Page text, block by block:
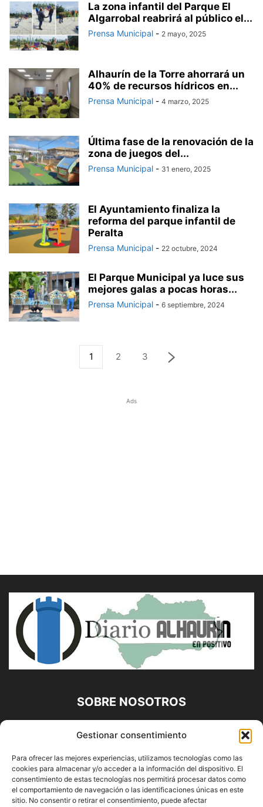
Gestionar consentimiento
Para ofrecer las mejores experiencias, utilizamos tecnologías como las
cookies para almacenar y/o acceder a la información del dispositivo. El
consentimiento de estas tecnologías nos permitirá procesar datos como
el comportamiento de navegación o las identificaciones únicas en este
sitio. No consentir o retirar el consentimiento, puede afectar
La zona infantil del Parque El
Algarrobal reabrirá al público el...
Prensa Municipal - 2 mayo, 2025
Alhaurín de la Torre ahorrará un
40% de recursos hídricos en...
Prensa Municipal - 4 marzo, 2025
Última fase de la renovación de la
zona de juegos del...
Prensa Municipal - 31 enero, 2025
El Ayuntamiento finaliza la
reforma del parque infantil de
Peralta
Prensa Municipal - 22 octubre, 2024
El Parque Municipal ya luce sus
mejores galas a pocas horas...
Prensa Municipal - 6 septiembre, 2024
1 2 3
Ads
SOBRE NOSOTROS
Diario Alhaurín (www.alhaurindelatorre.com) Propiedad de
Francisco E. López López | 639 95 71 95 | Noticias de
Alhaurín de la Torre, Málaga y Provincia|
Contáctanos:info@alhaurindelatorre.com